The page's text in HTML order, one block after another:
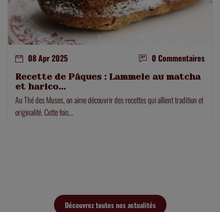
08 Apr 2025 0 Commentaires
Recette de Pâques : Lammele au matcha
et harico...
Au Thé des Muses, on aime découvrir des recettes qui allient tradition et
originalité. Cette fois...
Découvrez toutes nos actualités